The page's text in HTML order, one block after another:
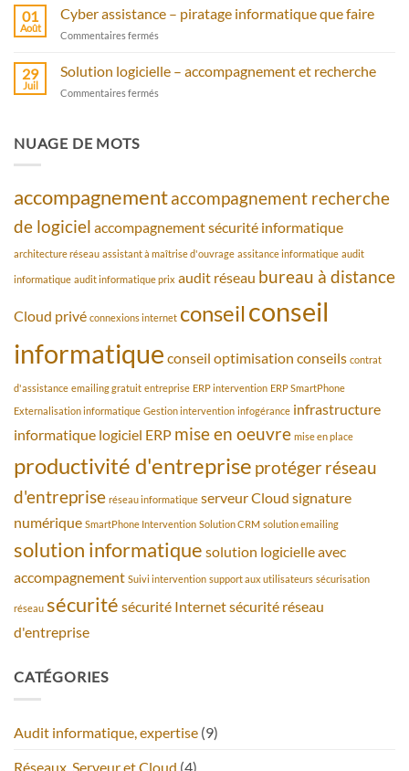
antivirus
serveur
cloud
privé
bureau
01
Août
Cyber assistance – piratage informatique que faire
Commentaires fermés
assistance
–
piratage
29
Juil
Solution logicielle – accompagnement et recherche
Commentaires fermés
NUAGE DE MOTS
accompagnementaccompagnement recherche
de logiciel accompagnement sécurité informatique
architecture réseau assistant à maîtrise d'ouvrage assitance informatique audit
informatique audit informatique prix audit réseau bureau à distance
Cloud privé connexions internet conseilconseil
informatique conseil optimisation conseils contrat
d'assistance emailing gratuit entreprise ERP intervention ERP SmartPhone
Externalisation informatique Gestion intervention infogérance infrastructure
informatique logiciel ERP mise en oeuvre mise en place
productivité d'entreprise protégerréseau
d'entreprise réseau informatique serveur Cloud signature
numérique SmartPhone Intervention Solution CRM solution emailing
solution informatique solution logicielle avec
accompagnement Suivi intervention support aux utilisateurs sécurisation
réseau sécurité sécurité Internetsécurité réseau
d'entreprise
CATÉGORIES
Audit informatique, expertise (9)
Réseaux, Serveur et Cloud (4)